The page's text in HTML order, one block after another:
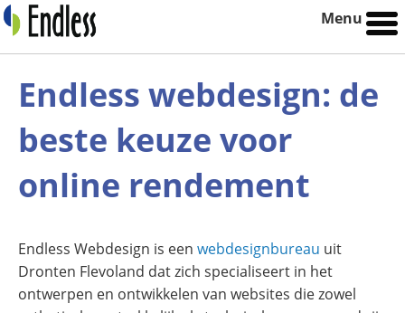
Menu
Endless webdesign: de
beste keuze voor
online rendement
Endless Webdesign is een webdesignbureau uit
Dronten Flevoland dat zich specialiseert in het
ontwerpen en ontwikkelen van websites die zowel